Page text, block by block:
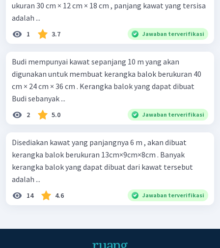
ukuran 30 cm × 12 cm × 18 cm , panjang kawat yang tersisa
adalah ...
1 3.7 Jawaban terverifikasi
Budi mempunyai kawat sepanjang 10 m yang akan
digunakan untuk membuat kerangka balok berukuran 40
cm × 24 cm × 36 cm . Kerangka balok yang dapat dibuat
Budi sebanyak ...
2 5.0 Jawaban terverifikasi
Disediakan kawat yang panjangnya 6 m , akan dibuat
kerangka balok berukuran 13cm×9cm×8cm . Banyak
kerangka balok yang dapat dibuat dari kawat tersebut
adalah ...
14 4.6 Jawaban terverifikasi